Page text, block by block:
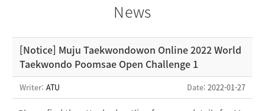
News
[Notice] Muju Taekwondowon Online 2022 World
Taekwondo Poomsae Open Challenge 1
Writer: ATU Date: 2022-01-27